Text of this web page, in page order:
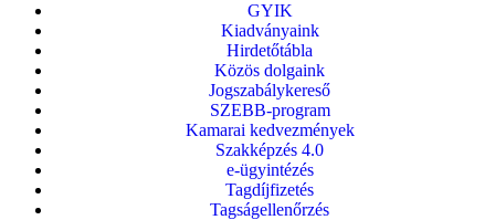
GYIK
Kiadványaink
Hirdetőtábla
Közös dolgaink
Jogszabálykereső
SZEBB-program
Kamarai kedvezmények
Szakképzés 4.0
e-ügyintézés
Tagdíjfizetés
Tagságellenőrzés